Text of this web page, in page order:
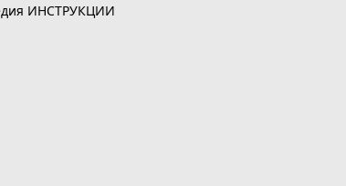
ИНСТРУКЦИИ